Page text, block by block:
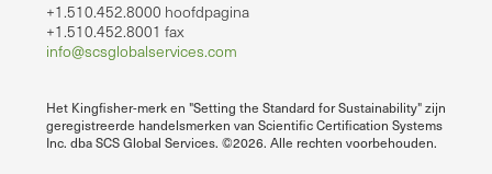
+1.510.452.8000 hoofdpagina
+1.510.452.8001 fax
info@scsglobalservices.com
Het Kingfisher-merk en "Setting the Standard for Sustainability" zijn
geregistreerde handelsmerken van Scientific Certification Systems
Inc. dba SCS Global Services. ©2026. Alle rechten voorbehouden.